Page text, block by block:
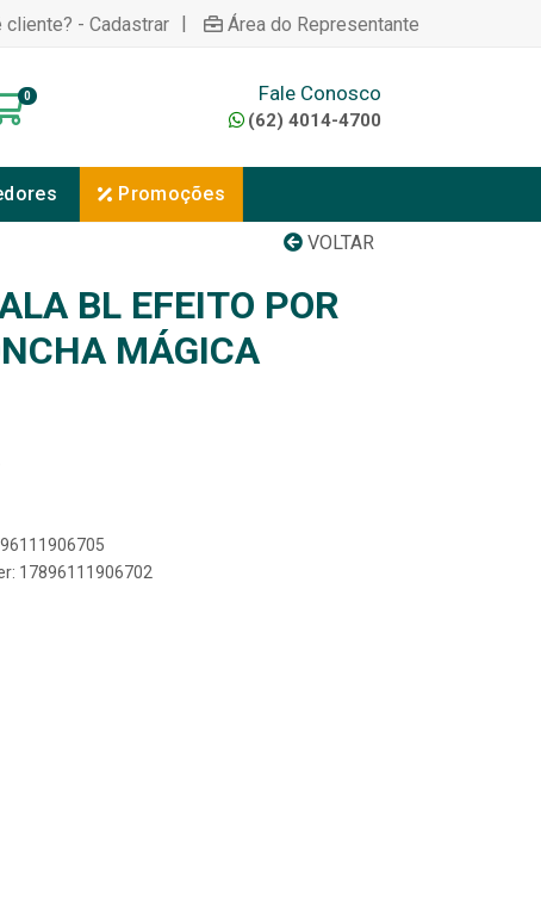
cliente? - Cadastrar | Área do Representante
0 Fale Conosco
(62) 4014-4700
Promoções
VOLTAR
BL EFEITO POR
MÁGICA
17896111906702